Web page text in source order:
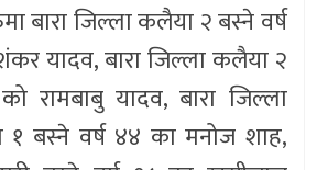
बारा जिल्ला कलैया २ बस्ने वर्ष
यादव, बारा जिल्ला कलैया २
रामबाबु यादव, बारा जिल्ला
१ बस्ने वर्ष ४४ का मनोज शाह,